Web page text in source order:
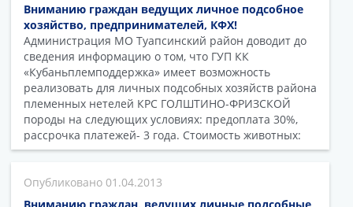
Вниманию граждан ведущих личное подсобное
хозяйство, предпринимателей, КФХ!
Администрация МО Туапсинский район доводит до
сведения информацию о том, что ГУП КК
«Кубаньплемподдержка» имеет возможность
реализовать для личных подсобных хозяйств района
племенных нетелей КРС ГОЛШТИНО-ФРИЗСКОЙ
породы на следующих условиях: предоплата 30%,
рассрочка платежей- 3 года. Стоимость животных:
01.04.2013
Вниманию граждан, ведущих личные подсобные